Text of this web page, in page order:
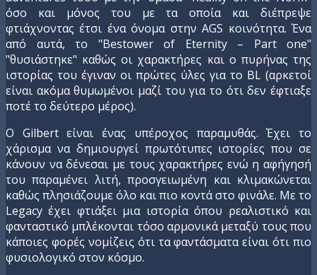
όσο και μόνος του με τα οποία και διέπρεψε
φτιάχνοντας έτσι ένα όνομα στην AGS κοινότητα. Ένα
από αυτά, το "Bestower of Eternity – Part one"
"θυσιάστηκε" καθώς οι χαρακτήρες και ο πυρήνας της
ιστορίας του έγιναν οι πρώτες ύλες για το BL (αρκετοί
είναι ακόμα θυμωμένοι μαζί του για το ότι δεν έφτιαξε
ποτέ το δεύτερο μέρος).
Ο Gilbert είναι ένας υπέροχος παραμυθάς. Έχει το
χάρισμα να δημιουργεί πρωτότυπες ιστορίες που σε
κάνουν να δένεσαι με τους χαρακτήρες ενώ η αφήγησή
του παραμένει λιτή, προσγειωμένη και κλιμακώνεται
καθώς πλησιάζουμε όλο και πιο κοντά στο φινάλε. Με το
Legacy έχει φτιάξει μια ιστορία όπου ρεαλιστικό και
φανταστικό μπλέκονται τόσο αρμονικά μεταξύ τους που
κάποιες φορές νομίζεις ότι τα φαντάσματα είναι ότι πιο
φυσιολογικό στον κόσμο.